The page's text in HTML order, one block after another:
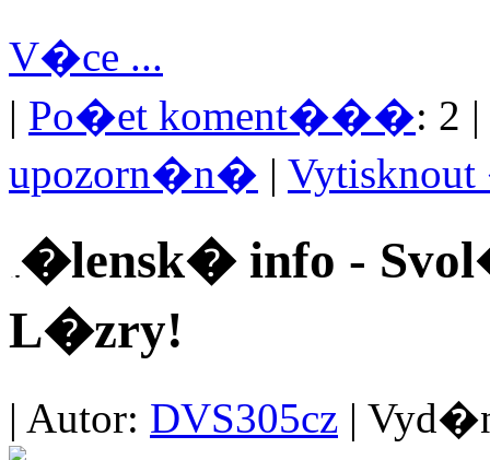
V�ce ...
| Po�et koment���: 2 |
upozorn�n� |
�lensk� info -
L�zry!
| Autor: DVS305cz |